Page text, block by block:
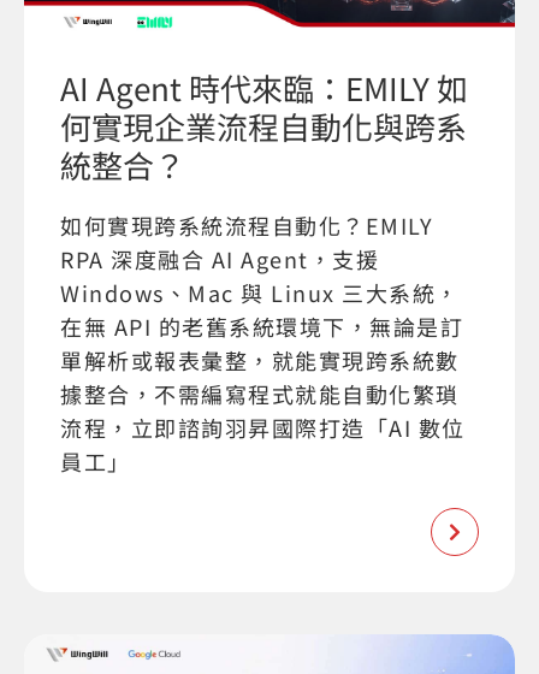
AI Agent 時代來臨：EMILY 如
何實現企業流程自動化與跨系
統整合？
如何實現跨系統流程自動化？EMILY
RPA 深度融合 AI Agent，支援
Windows、Mac 與 Linux 三大系統，
在無 API 的老舊系統環境下，無論是訂
單解析或報表彙整，就能實現跨系統數
據整合，不需編寫程式就能自動化繁瑣
流程，立即諮詢羽昇國際打造「AI 數位
員工」